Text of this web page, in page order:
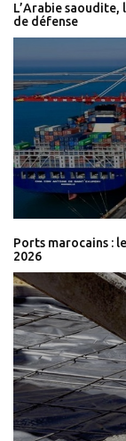
L’Arabie
de défense
Ports marocains :
2026